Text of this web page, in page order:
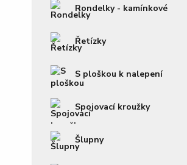
Rondelky - kamínkové
Řetízky
S ploškou k nalepení
Spojovací kroužky
Šlupny